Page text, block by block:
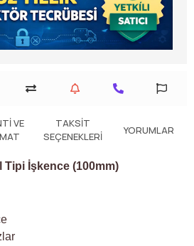
VE
TAKSIT
SEÇENEKLERI
YORUMLAR
Tipi İşkence (100mm)